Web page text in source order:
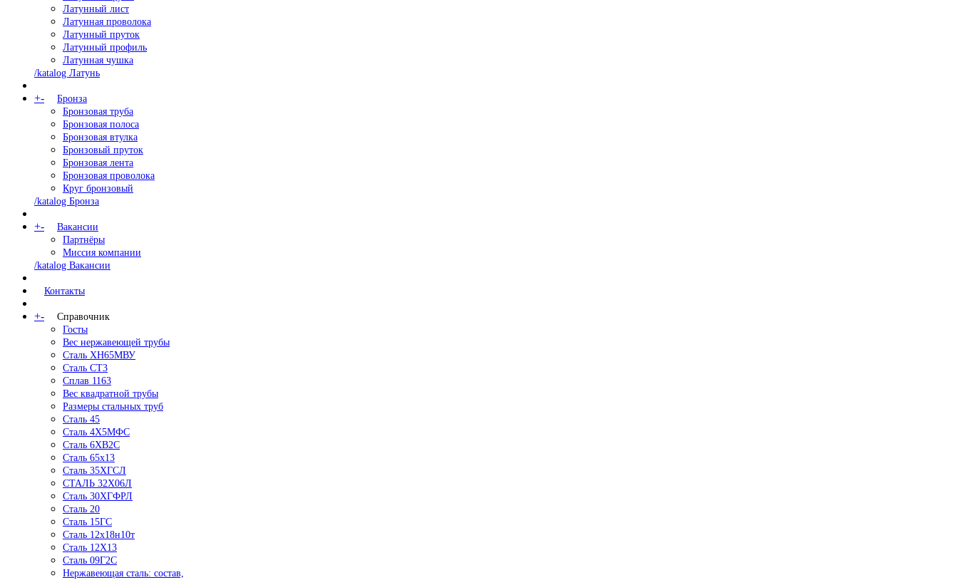
Латунный лист
Латунная проволока
Латунный пруток
Латунный профиль
Латунная чушка
/katalog Латунь
+-
Бронза
Бронзовая труба
Бронзовая полоса
Бронзовая втулка
Бронзовый пруток
Бронзовая лента
Бронзовая проволока
Круг бронзовый
/katalog Бронза
+-
Вакансии
Партнёры
Миссия компании
/katalog Вакансии
Контакты
+-
Справочник
Госты
Вес нержавеющей трубы
Сталь ХН65МВУ
Сталь СТ3
Сплав 1163
Вес квадратной трубы
Размеры стальных труб
Сталь 45
Сталь 4Х5МФС
Сталь 6ХВ2С
Сталь 65х13
Сталь 35ХГСЛ
СТАЛЬ 32Х06Л
Сталь 30ХГФРЛ
Сталь 20
Сталь 15ГС
Сталь 12х18н10т
Сталь 12Х13
Сталь 09Г2С
Нержавеющая сталь: состав,